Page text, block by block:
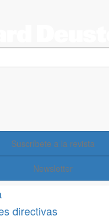
Suscríbete a la revista
Newsletter
directivas